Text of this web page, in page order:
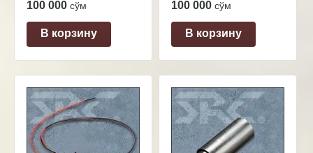
100 000 сўм
В корзину
100 000 сўм
В корзину